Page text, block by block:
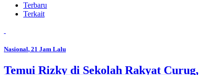
Terbaru
Terkait
Nasional, 21 Jam Lalu
Temui Rizky di Sekolah Rakyat Curug,